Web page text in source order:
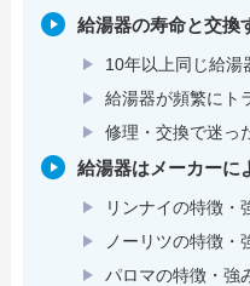
給湯器の寿命と交換
10年以上同じ給湯
給湯器が頻繁にト
修理・交換で迷っ
給湯器はメーカーに
リンナイの特徴・
ノーリツの特徴・
パロマの特徴・強